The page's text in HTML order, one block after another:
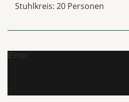
Stuhlkreis: 20 Personen
Error